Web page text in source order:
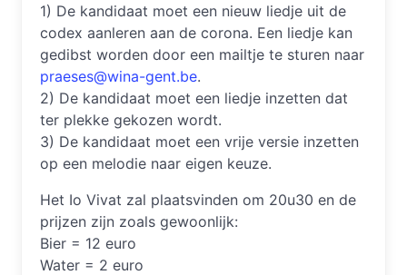
1) De kandidaat moet een nieuw liedje uit de
codex aanleren aan de corona. Een liedje kan
gedibst worden door een mailtje te sturen naar
praeses@wina-gent.be.
2) De kandidaat moet een liedje inzetten dat
ter plekke gekozen wordt.
3) De kandidaat moet een vrije versie inzetten
op een melodie naar eigen keuze.
Het Io Vivat zal plaatsvinden om 20u30 en de
prijzen zijn zoals gewoonlijk:
Bier = 12 euro
Water = 2 euro